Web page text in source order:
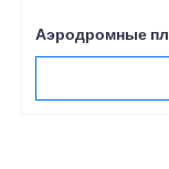
Аэродромные